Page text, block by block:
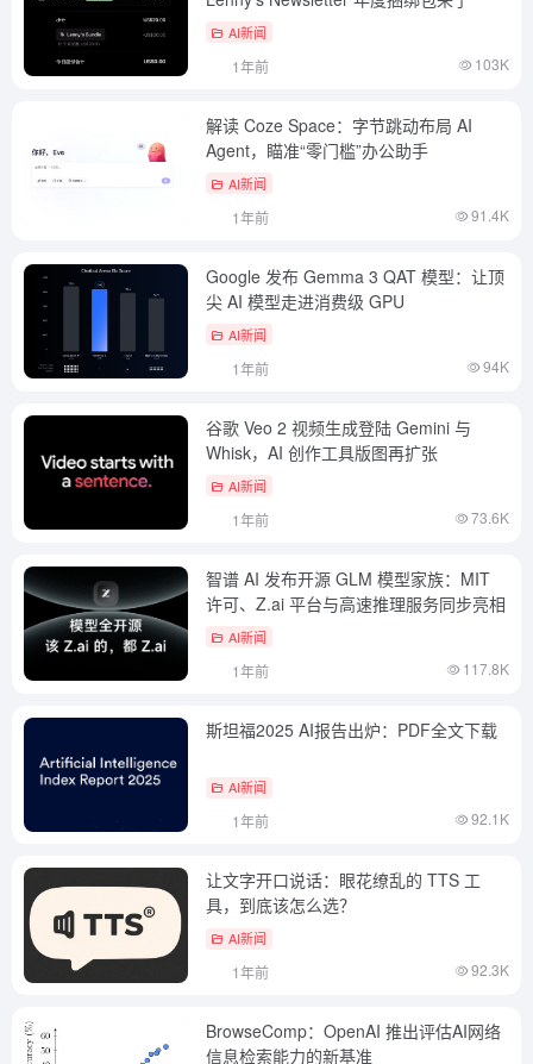
AI新闻
1年前 103K
解读 Coze Space：字节跳动布局 AI
Agent，瞄准“零门槛”办公助手
AI新闻
1年前 91.4K
Google 发布 Gemma 3 QAT 模型：让顶
尖 AI 模型走进消费级 GPU
AI新闻
1年前 94K
谷歌 Veo 2 视频生成登陆 Gemini 与
Whisk，AI 创作工具版图再扩张
AI新闻
1年前 73.6K
智谱 AI 发布开源 GLM 模型家族：MIT
许可、Z.ai 平台与高速推理服务同步亮相
AI新闻
1年前 117.8K
斯坦福2025 AI报告出炉：PDF全文下载
AI新闻
1年前 92.1K
让文字开口说话：眼花缭乱的 TTS 工
具，到底该怎么选？
AI新闻
1年前 92.3K
BrowseComp：OpenAI 推出评估AI网络
信息检索能力的新基准